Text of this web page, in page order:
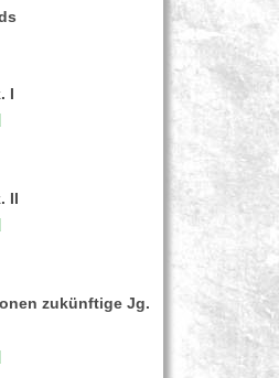
I
II
zukünftige Jg.